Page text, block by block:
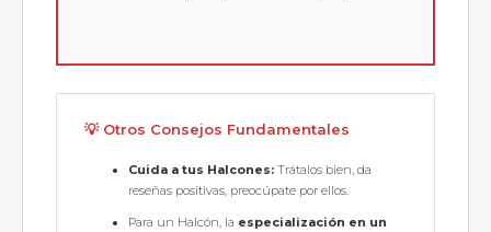
💡 Otros Consejos Fundamentales
Cuida a tus Halcones: Trátalos bien, da
reseñas positivas, preocúpate por ellos.
Para un Halcón, la especialización en un